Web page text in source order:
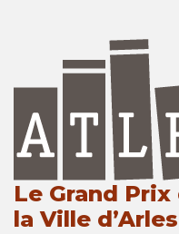
Le Grand
la Ville